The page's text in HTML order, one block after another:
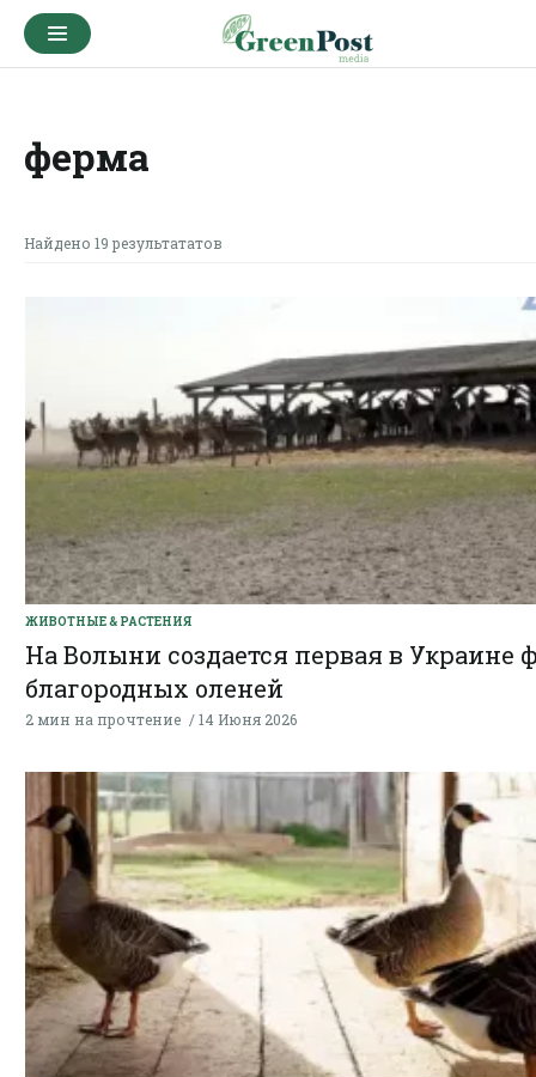
ферма
Найдено 19 результататов
ЖИВОТНЫЕ & РАСТЕНИЯ
На Волыни создается первая в Украине
благородных оленей
2 мин на прочтение 14 Июня 2026